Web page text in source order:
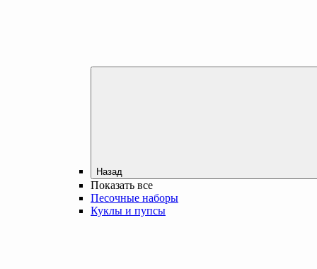
Назад
Показать все
Песочные наборы
Куклы и пупсы